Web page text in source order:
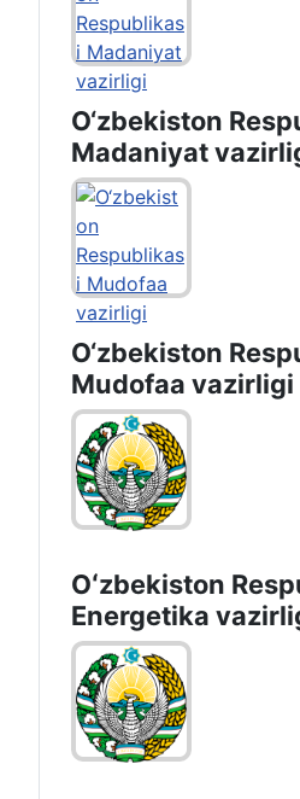
O‘zbekiston
Madaniyat
O‘zbekiston
Mudofaa vazirligi
Oʻzbekiston
Energetika